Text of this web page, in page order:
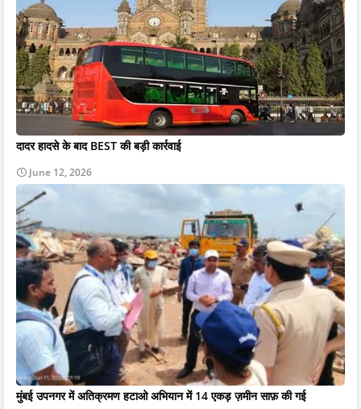
दादर हादसे के बाद BEST की बड़ी कार्रवाई
June 12, 2026
मुंबई उपनगर में अतिक्रमण हटाओ अभियान में 14 एकड़ ज़मीन साफ़ की गई